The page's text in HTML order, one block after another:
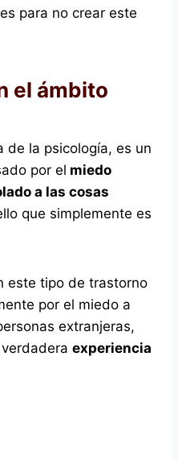
para no crear este
el ámbito
de la psicología, es un
por el miedo
a las cosas
que simplemente es
este tipo de trastorno
por el miedo a
extranjeras,
experiencia